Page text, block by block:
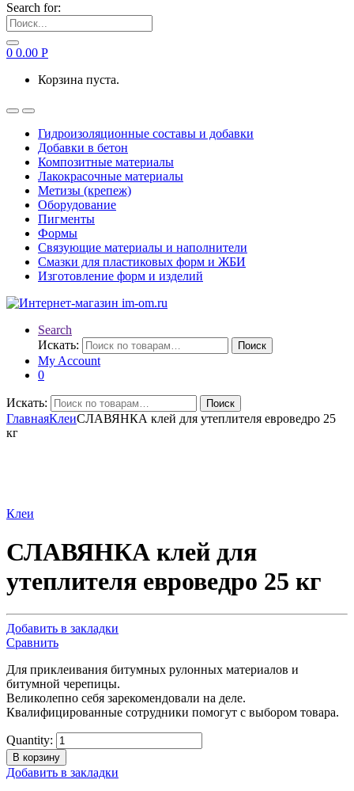
Search for:
0 0.00 Р
Корзина пуста.
Гидроизоляционные составы и добавки
Добавки в бетон
Композитные материалы
Лакокрасочные материалы
Метизы (крепеж)
Оборудование
Пигменты
Формы
Связующие материалы и наполнители
Смазки для пластиковых форм и ЖБИ
Изготовление форм и изделий
Search
Искать:
Поиск
My Account
0
Искать: Поиск
ГлавнаяКлеиСЛАВЯНКА клей для утеплителя евроведро 25
кг
Клеи
СЛАВЯНКА клей для
утеплителя евроведро 25 кг
Добавить в закладки
Сравнить
Для приклеивания битумных рулонных материалов и
битумной черепицы.
Великолепно себя зарекомендовали на деле.
Квалифицированные сотрудники помогут с выбором товара.
Quantity:
В корзину
Добавить в закладки